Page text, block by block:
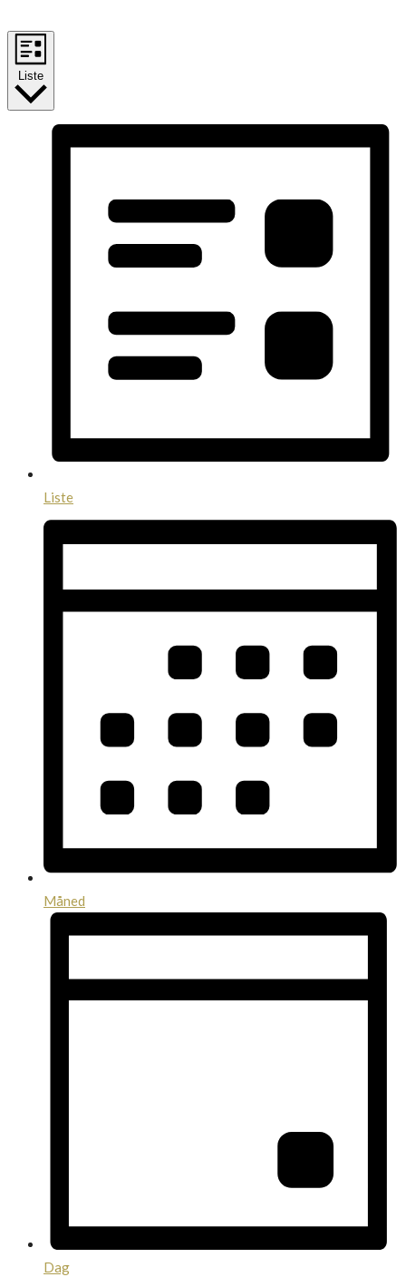
Liste
Liste
Måned
Dag